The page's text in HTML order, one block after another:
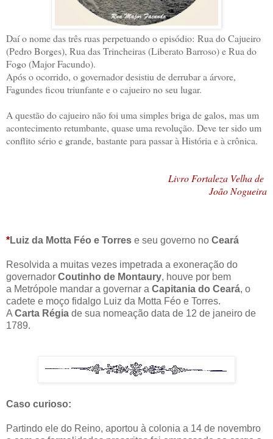
Daí o nome das três ruas perpetuando o episódio: Rua do Cajueiro
(Pedro Borges), Rua das Trincheiras (Liberato Barroso) e Rua do
Fogo (Major Facundo).
Após o ocorrido, o governador desistiu de derrubar a árvore,
Fagundes ficou triunfante e o cajueiro no seu lugar.
A questão do cajueiro não foi uma simples briga de galos, mas um
acontecimento retumbante, quase uma revolução. Deve ter sido um
conflito sério e grande, bastante para passar à História e à crônica.
Livro Fortaleza Velha de
João Nogueira
*Luiz da Motta Féo e Torres e seu governo no Ceará
Resolvida a muitas vezes impetrada a exoneração do
governador Coutinho de Montaury, houve por bem
a Metrópole mandar a governar a Capitania do Ceará, o
cadete e moço fidalgo Luiz da Motta Féo e Torres.
A Carta Régia de sua nomeação data de 12 de janeiro de
1789.
Caso curioso:
Partindo ele do Reino, aportou à colonia a 14 de novembro